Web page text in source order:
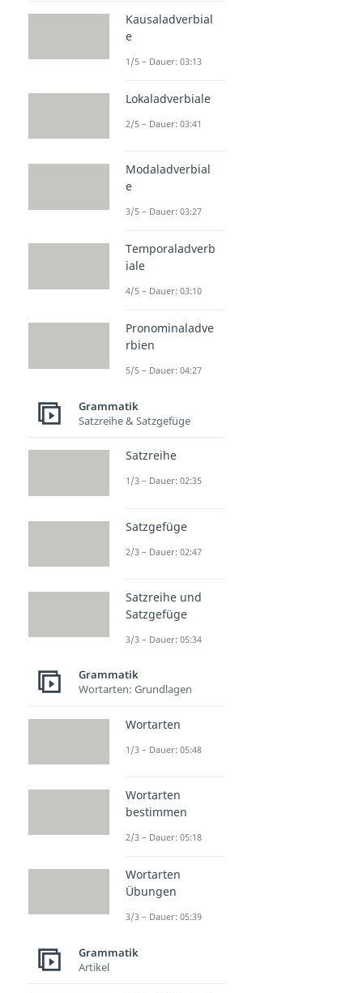
Kausaladverbial
e
1/5 – Dauer: 03:13
Lokaladverbiale
2/5 – Dauer: 03:41
Modaladverbial
e
3/5 – Dauer: 03:27
Temporaladverb
iale
4/5 – Dauer: 03:10
Pronominaladve
rbien
5/5 – Dauer: 04:27
Grammatik
Satzreihe & Satzgefüge
Satzreihe
1/3 – Dauer: 02:35
Satzgefüge
2/3 – Dauer: 02:47
Satzreihe und
Satzgefüge
3/3 – Dauer: 05:34
Grammatik
Wortarten: Grundlagen
Wortarten
1/3 – Dauer: 05:48
Wortarten
bestimmen
2/3 – Dauer: 05:18
Wortarten
Übungen
3/3 – Dauer: 05:39
Grammatik
Artikel